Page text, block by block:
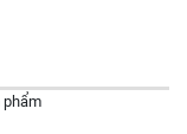
phẩm